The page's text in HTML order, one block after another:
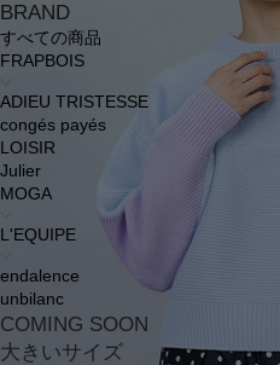
BRAND
すべての商品
FRAPBOIS
ADIEU TRISTESSE
congés payés
LOISIR
Julier
MOGA
L'EQUIPE
endalence
unbilanc
COMING SOON
大きいサイズ